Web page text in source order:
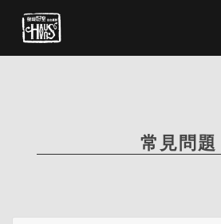
常見問題